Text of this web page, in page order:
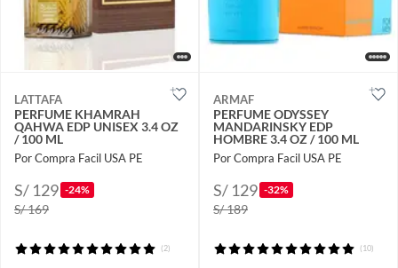
LATTAFA
PERFUME KHAMRAH
QAHWA EDP UNISEX 3.4 OZ
/ 100 ML
Por Compra Facil USA PE
S/ 129 -24%
S/ 169
(2)
ARMAF
PERFUME ODYSSEY
MANDARINSKY EDP
HOMBRE 3.4 OZ / 100 ML
Por Compra Facil USA PE
S/ 129 -32%
S/ 189
(10)